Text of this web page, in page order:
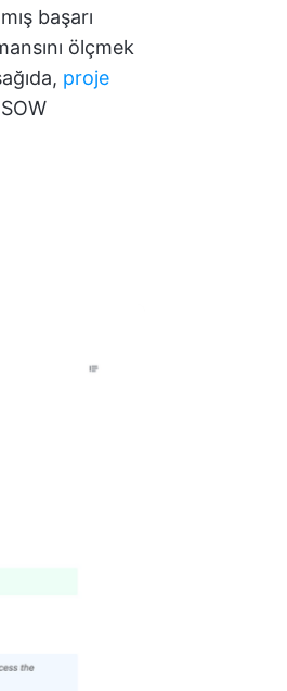
başarı
ölçmek
proje